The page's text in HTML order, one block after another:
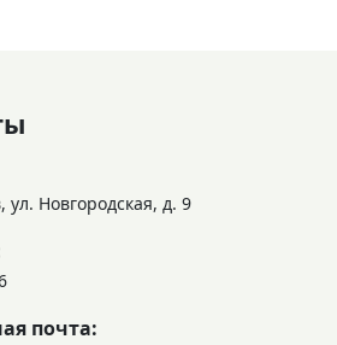
ул. Новгородская, д. 9
почта: